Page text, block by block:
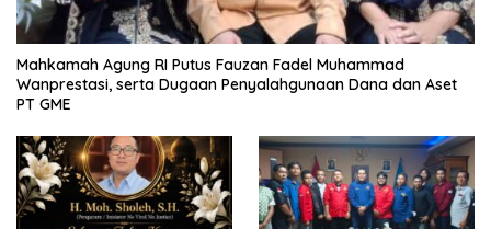
Mahkamah Agung RI Putus Fauzan Fadel Muhammad
Wanprestasi, serta Dugaan Penyalahgunaan Dana dan Aset
PT GME